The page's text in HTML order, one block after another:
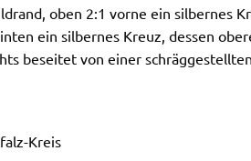
oben 2:1 vorne ein silbernes
ein silbernes Kreuz, dessen
beseitet von einer
Kreis